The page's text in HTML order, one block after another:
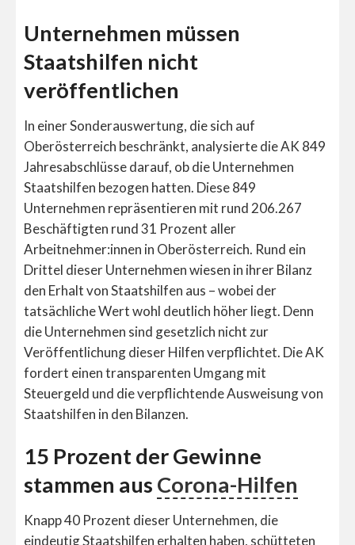
Unternehmen müssen
Staatshilfen nicht
veröffentlichen
In einer Sonderauswertung, die sich auf
Oberösterreich beschränkt, analysierte die AK 849
Jahresabschlüsse darauf, ob die Unternehmen
Staatshilfen bezogen hatten. Diese 849
Unternehmen repräsentieren mit rund 206.267
Beschäftigten rund 31 Prozent aller
Arbeitnehmer:innen in Oberösterreich. Rund ein
Drittel dieser Unternehmen wiesen in ihrer Bilanz
den Erhalt von Staatshilfen aus – wobei der
tatsächliche Wert wohl deutlich höher liegt. Denn
die Unternehmen sind gesetzlich nicht zur
Veröffentlichung dieser Hilfen verpflichtet. Die AK
fordert einen transparenten Umgang mit
Steuergeld und die verpflichtende Ausweisung von
Staatshilfen in den Bilanzen.
15 Prozent der Gewinne
stammen aus Corona-Hilfen
Knapp 40 Prozent dieser Unternehmen, die
eindeutig Staatshilfen erhalten haben, schütteten